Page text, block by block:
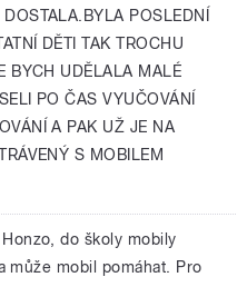
POSLEDNÍ
DĚTI TAK TROCHU
BYCH UDĚLALA MALÉ
PO ČAS VYUČOVÁNÍ
A PAK UŽ JE NA
S MOBILEM
Honzo, do školy mobily
může mobil pomáhat. Pro